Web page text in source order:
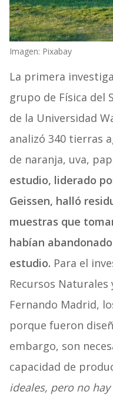
Imagen: Pixabay
La primera
grupo de Física del
de la Universidad
analizó 340 tierras
de naranja, uva,
estudio, liderado
Geissen, halló
muestras que
habían
estudio. Para el
Recursos
Fernando Madrid,
porque fueron
embargo, son
capacidad de
ideales, pero no